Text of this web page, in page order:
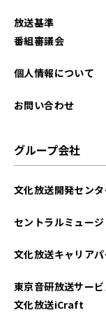
放送基準
番組審議会
個人情報について
お問い合わせ
グループ会社
文化放送開発セン
セントラルミュー
文化放送キャリア
東京音研放送サー
文化放送iCraft